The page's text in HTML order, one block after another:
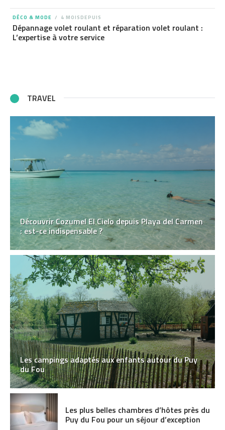
DÉCO & MODE 4 MOISDEPUIS
Dépannage volet roulant et réparation volet roulant :
L’expertise à votre service
TRAVEL
Découvrir Cozumel El Cielo depuis Playa del Carmen
: est-ce indispensable ?
Les campings adaptés aux enfants autour du Puy
du Fou
Les plus belles chambres d’hôtes près du
Puy du Fou pour un séjour d’exception